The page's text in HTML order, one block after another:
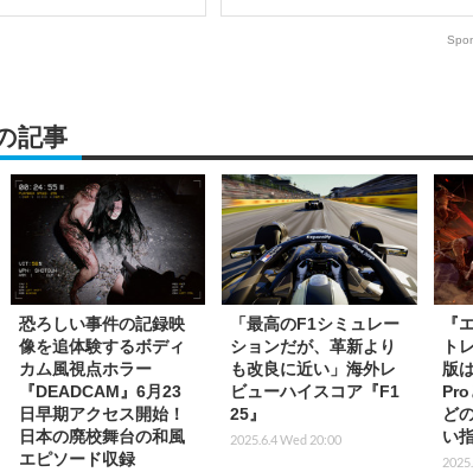
記事
恐ろしい事件の記録映
像を追体験するボディ
カム風視点ホラー
『DEADCAM』6月23
日早期アクセス開始！
日本の廃校舞台の和風
エピソード収録
「最高のF1シミュレー
ションだが、革新より
も改良に近い」海外レ
ビューハイスコア『F1
25』
2025.6.4 Wed 20:00
『
ト
版
ど
い